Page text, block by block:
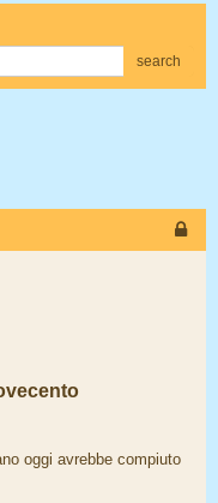
search
oggi avrebbe compiuto